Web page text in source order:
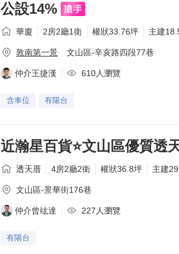
公設14%
華廈 2房2廳1衛 權狀33.76坪 主建
敦南第一景 文山區-辛亥路四段77巷
仲介王捷漢 610人瀏覽
含車位 有陽台
近瀚星百貨⭐文山區優質透
透天厝 4房2廳2衛 權狀36.8坪 主建
文山區-景華街176巷
仲介曾竑達 227人瀏覽
有陽台